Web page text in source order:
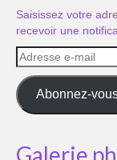
Saisissez votre
recevoir une
Adresse
e-
mail
Abonnez-
Galerie